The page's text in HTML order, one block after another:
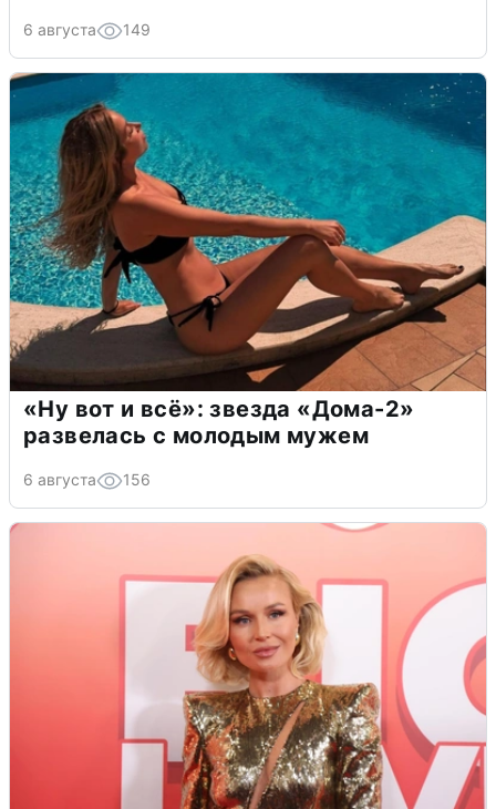
6 августа 149
«Ну вот и всё»: звезда «Дома-2»
развелась с молодым мужем
6 августа 156